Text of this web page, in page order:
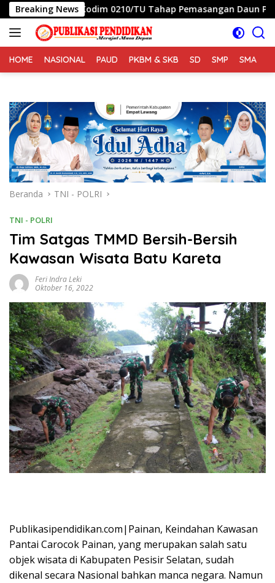
Langsung
ke
konten
Breaking News
Ke 129 Kodim 0210/TU Tahap Pemasangan Daun Pintu dan
HOME NASIONAL PAUD PKBM & SKB SD SMP SMA
Beranda TNI - POLRI
TNI - POLRI
Tim Satgas TMMD Bersih-Bersih
Kawasan Wisata Batu Kareta
Feri Indra Leki
Oktober 16, 2022
Publikasipendidikan.com|Painan, Keindahan Kawasan
Pantai Carocok Painan, yang merupakan salah satu
objek wisata di Kabupaten Pesisir Selatan, sudah
dikenal secara Nasional bahkan manca negara. Namun